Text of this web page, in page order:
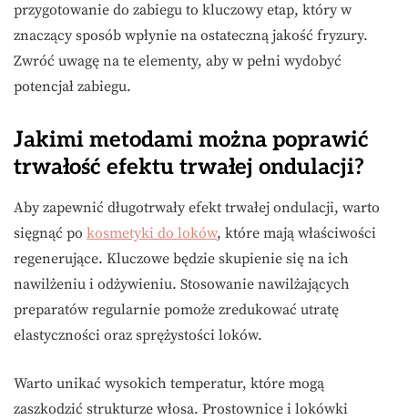
przygotowanie do zabiegu to kluczowy etap, który w
znaczący sposób wpłynie na ostateczną jakość fryzury.
Zwróć uwagę na te elementy, aby w pełni wydobyć
potencjał zabiegu.
Jakimi metodami można poprawić
trwałość efektu trwałej ondulacji?
Aby zapewnić długotrwały efekt trwałej ondulacji, warto
sięgnąć po kosmetyki do loków, które mają właściwości
regenerujące. Kluczowe będzie skupienie się na ich
nawilżeniu i odżywieniu. Stosowanie nawilżających
preparatów regularnie pomoże zredukować utratę
elastyczności oraz sprężystości loków.
Warto unikać wysokich temperatur, które mogą
zaszkodzić strukturze włosa. Prostownice i lokówki